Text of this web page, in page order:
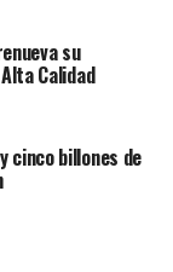
su
Calidad
cinco billones de